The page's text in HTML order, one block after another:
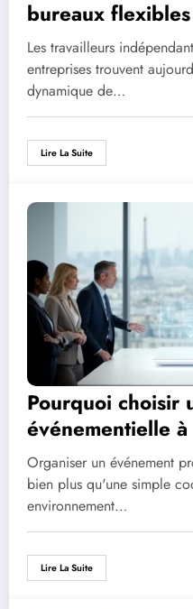
bureaux
adaptés aux
Les travailleurs
entreprises trouvent
dynamique de…
Lire La Suite
Pourquoi choisir
événementielle
animations
Organiser un événement
bien plus qu'une simple
environnement…
Lire La Suite